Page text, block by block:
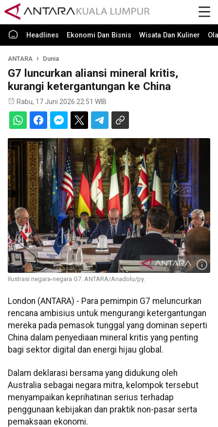
Headlines Ekonomi Dan Bisnis Wisata Dan Kuliner
ANTARA Dunia
G7 luncurkan aliansi mineral kritis,
kurangi ketergantungan ke China
Rabu, 17 Juni 2026 22:51 WIB
Ilustrasi negara-negara G7. ANTARA/Anadolu/py.
London (ANTARA) - Para pemimpin G7 meluncurkan
rencana ambisius untuk mengurangi ketergantungan
mereka pada pemasok tunggal yang dominan seperti
China dalam penyediaan mineral kritis yang penting
bagi sektor digital dan energi hijau global.
Dalam deklarasi bersama yang didukung oleh
Australia sebagai negara mitra, kelompok tersebut
menyampaikan keprihatinan serius terhadap
penggunaan kebijakan dan praktik non-pasar serta
pemaksaan ekonomi.